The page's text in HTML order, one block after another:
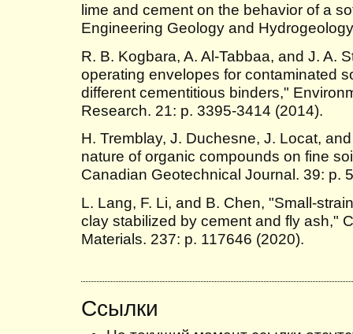
lime and cement on the behavior of a
Engineering Geology and
R. B. Kogbara, A. Al-Tabbaa, and J. A.
operating envelopes for contaminated
different cementitious binders,"
Research. 21: p. 3395-3414 (2014).
H. Tremblay, J. Duchesne, J. Locat,
nature of organic compounds on fine
Canadian Geotechnical Journal. 39: p.
L. Lang, F. Li, and B. Chen, "Small-
clay stabilized by cement and fly ash,"
Materials. 237: p. 117646 (2020).
Ссылки